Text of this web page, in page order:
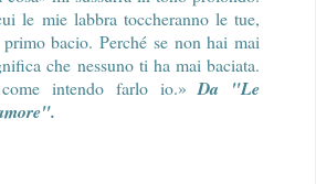
le mie labbra toccheranno le tue,
bacio. Perché se non hai mai
che nessuno ti ha mai baciata.
intendo farlo io.»Da "Le